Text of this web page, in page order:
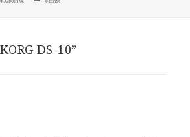
ー
DS-10”